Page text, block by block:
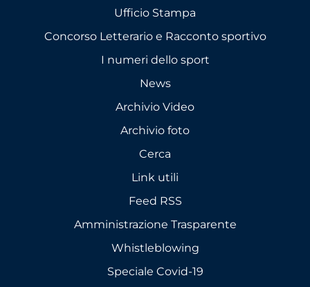
Ufficio Stampa
Concorso Letterario e Racconto sportivo
I numeri dello sport
News
Archivio Video
Archivio foto
Cerca
Link utili
Feed RSS
Amministrazione Trasparente
Whistleblowing
Speciale Covid-19